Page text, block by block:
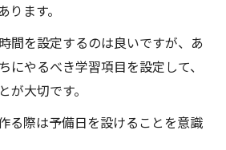
ます。
間を設定するのは良いですが、あ
にやるべき学習項目を設定して、
が大切です。
る際は予備日を設けることを意識